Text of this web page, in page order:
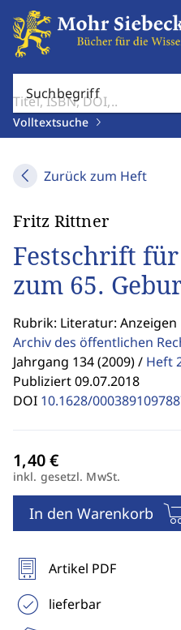
Suchbegriff
Volltextsuche
Zurück zum Heft
Fritz Rittner
Festschrift
zum 65.
Rubrik: Literatur: Anzeigen
Archiv des öffentlichen
Jahrgang 134 (2009) / Heft
Publiziert 09.07.2018
DOI 10.1628/
inkl. gesetzl. MwSt.
In den Warenkorb
Artikel PDF
lieferbar